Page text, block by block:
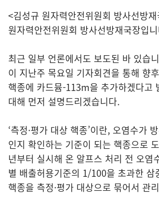
<김성규 원자력안전위원회 방사선방
원자력안전위원회 방사선방재국장입
최근 일부 언론에서도 보도된 바 있습
이 지난주 목요일 기자회견을 통해 향
핵종에 카드뮴-113m을 추가하겠다고
대해 먼저 설명드리겠습니다.
‘측정·평가 대상 핵종’이란, 오염수가
인지 확인하는 기준이 되는 핵종으로
년부터 실시해 온 알프스 처리 전 오염
별 배출허용기준의 1/100을 초과한 삼
핵종을 측정·평가 대상으로 묶어서 관